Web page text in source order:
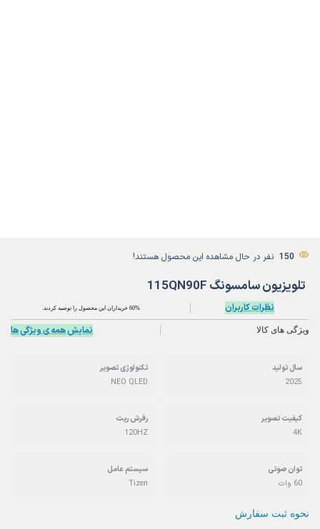
150 نفر در حال مشاهده این محصول هستند!
تلویزیون سامسونگ 115QN90F
نظرات کاربران 60% خریداران این محصول را توصیه کردند.
ویژگی های کالا نمایش همه ی ویژگی ها
سال تولید
2025
تکنولوژی تصویر
NEO QLED
کیفیت تصویر
4K
رفرش ریت
120HZ
توان صوتی
60 وات
سیستم عامل
Tizen
نحوه ثبت سفارش